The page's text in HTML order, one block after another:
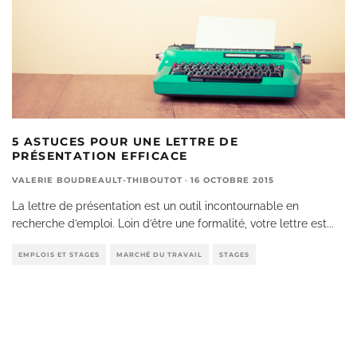
5 ASTUCES POUR UNE LETTRE DE
PRÉSENTATION EFFICACE
VALERIE BOUDREAULT-THIBOUTOT · 16 OCTOBRE 2015
La lettre de présentation est un outil incontournable en
recherche d’emploi. Loin d’être une formalité, votre lettre est...
EMPLOIS ET STAGES MARCHÉ DU TRAVAIL STAGES